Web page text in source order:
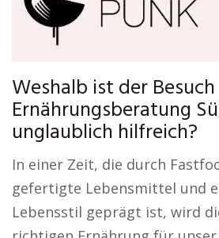
Weshalb ist der
Ernährungsberatung
unglaublich hilfreich?
In einer Zeit, die durch
gefertigte Lebensmittel und
Lebensstil geprägt ist, wird